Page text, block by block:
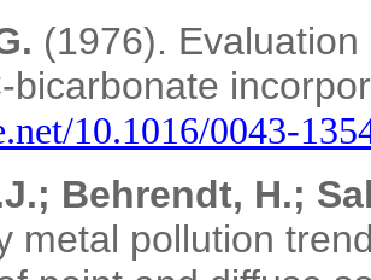
(1976).
bicarbonate
10.1016/0043-
Behrendt, H.;
metal pollution